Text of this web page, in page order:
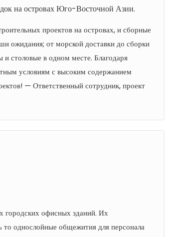
на островах Юго-Восточной Азии.
проектов на островах, и сборные
ожидания; от морской доставки до сборки
столовые в одном месте. Благодаря
условиям с высоким содержанием
— Ответственный сотрудник, проект
городских офисных зданий. Их
однослойные общежития для персонала